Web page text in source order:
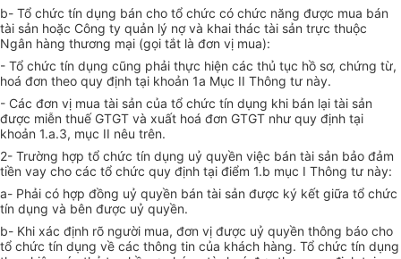
b- Tổ chức tín dụng bán cho tổ chức có chức năng được mua bán
tài sản hoặc Công ty quản lý nợ và khai thác tài sản trực thuộc
Ngân hàng thương mại (gọi tắt là đơn vị mua):
- Tổ chức tín dụng cũng phải thực hiện các thủ tục hồ sơ, chứng từ,
hoá đơn theo quy định tại khoản 1a Mục II Thông tư này.
- Các đơn vị mua tài sản của tổ chức tín dụng khi bán lại tài sản
được miễn thuế GTGT và xuất hoá đơn GTGT như quy định tại
khoản 1.a.3, mục II nêu trên.
2- Trường hợp tổ chức tín dụng uỷ quyền việc bán tài sản bảo đảm
tiền vay cho các tổ chức quy định tại điểm 1.b mục I Thông tư này:
a- Phải có hợp đồng uỷ quyền bán tài sản được ký kết giữa tổ chức
tín dụng và bên được uỷ quyền.
b- Khi xác định rõ người mua, đơn vị được uỷ quyền thông báo cho
tổ chức tín dụng về các thông tin của khách hàng. Tổ chức tín dụng